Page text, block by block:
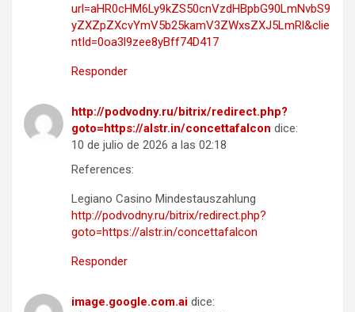
url=aHR0cHM6Ly9kZS50cnVzdHBpbG90LmNvbS9
yZXZpZXcvYmV5b25kamV3ZWxsZXJ5LmRl&clie
ntId=0oa3l9zee8yBff74D417
Responder
http://podvodny.ru/bitrix/redirect.php?
goto=https://alstr.in/concettafalcon dice:
10 de julio de 2026 a las 02:18
References:
Legiano Casino Mindestauszahlung
http://podvodny.ru/bitrix/redirect.php?
goto=https://alstr.in/concettafalcon
Responder
image.google.com.ai dice: